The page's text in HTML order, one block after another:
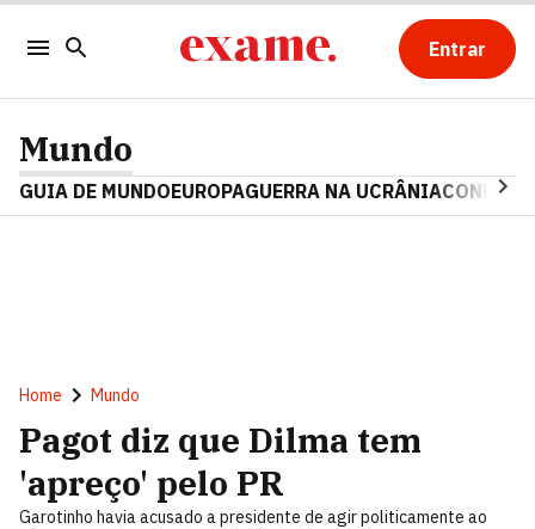
Entrar
Mundo
GUIA DE MUNDOEUROPAGUERRA NA UCRÂNIA
Home Mundo
Pagot diz que Dilma tem
'apreço' pelo PR
Garotinho havia acusado a presidente de agir politicamente ao